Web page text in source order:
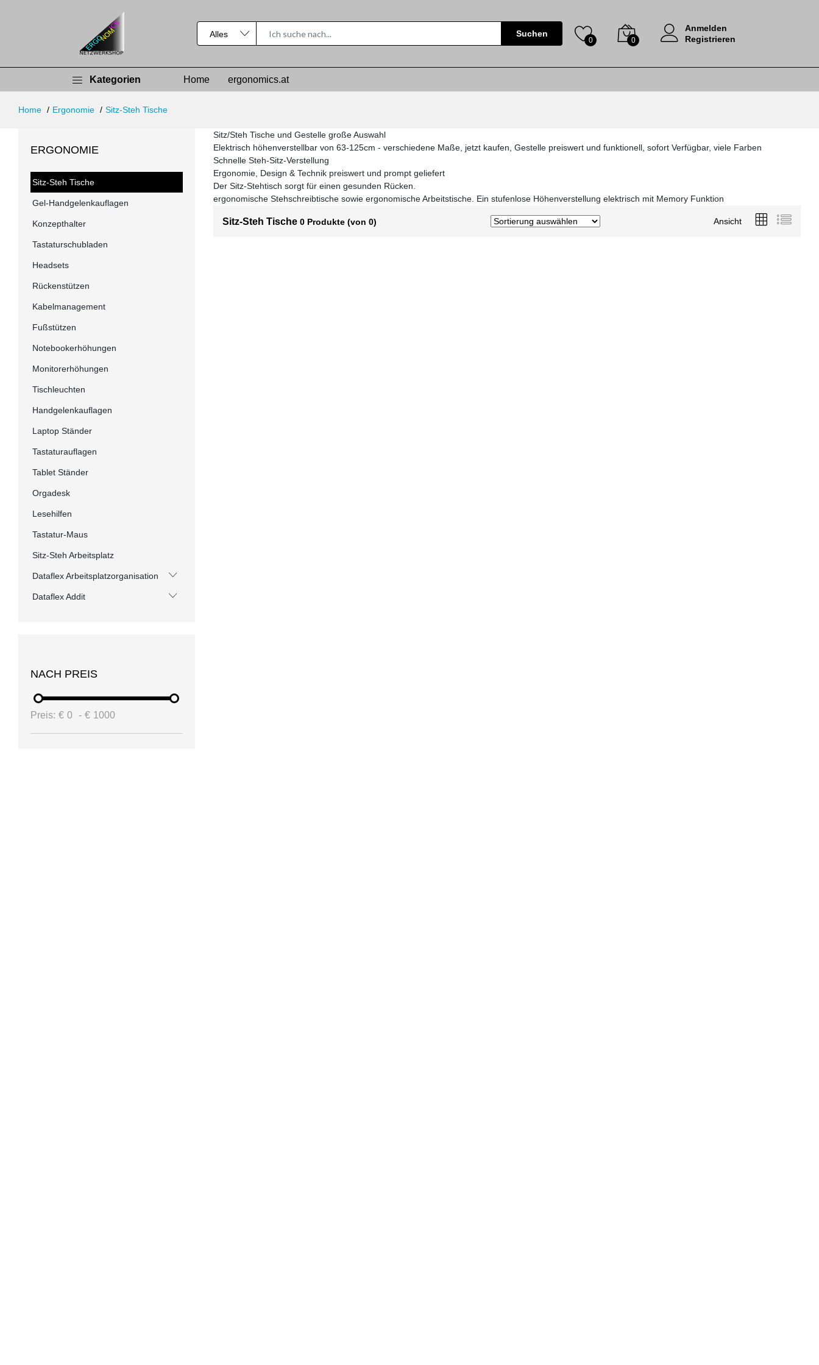
Suchen
0 0
Anmelden
Registrieren
Kategorien Home ergonomics.at
Home Ergonomie Sitz-Steh Tische
ERGONOMIE
Sitz-Steh Tische
Gel-Handgelenkauflagen
Konzepthalter
Tastaturschubladen
Headsets
Rückenstützen
Kabelmanagement
Fußstützen
Notebookerhöhungen
Monitorerhöhungen
Tischleuchten
Handgelenkauflagen
Laptop Ständer
Tastaturauflagen
Tablet Ständer
Orgadesk
Lesehilfen
Tastatur-Maus
Sitz-Steh Arbeitsplatz
Dataflex Arbeitsplatzorganisation
Dataflex Addit
NACH PREIS
Preis: € 0 - € 1000
Sitz/Steh Tische und Gestelle große Auswahl
Elektrisch höhenverstellbar von 63-125cm - verschiedene Maße, jetzt kaufen, Gestelle preiswert und funktionell, sofort Verfügbar, viele Farben
Schnelle Steh-Sitz-Verstellung
Ergonomie, Design & Technik preiswert und prompt geliefert
Der Sitz-Stehtisch sorgt für einen gesunden Rücken.
ergonomische Stehschreibtische sowie ergonomische Arbeitstische. Ein stufenlose Höhenverstellung elektrisch mit Memory Funktion
Sitz-Steh Tische 0 Produkte (von 0) Ansicht